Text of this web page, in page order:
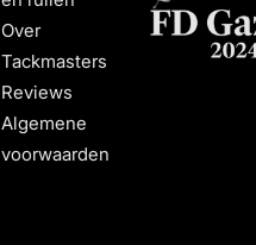
Over
Tackmasters
Reviews
Algemene
voorwaarden